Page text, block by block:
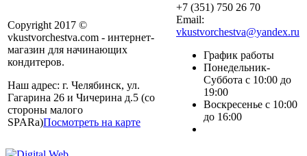
Copyright 2017 ©
vkustvorchestva.com - интернет-
магазин для начинающих
кондитеров.
Наш адрес: г. Челябинск, ул.
Гагарина 26 и Чичерина д.5 (со
стороны малого
SPARa)Посмотреть на карте
+7 (351) 750 26 70
Email:
vkustvorchestva@yandex.ru
График работы
Понедельник-
Суббота с 10:00 до
19:00
Воскресенье с 10:00
до 16:00